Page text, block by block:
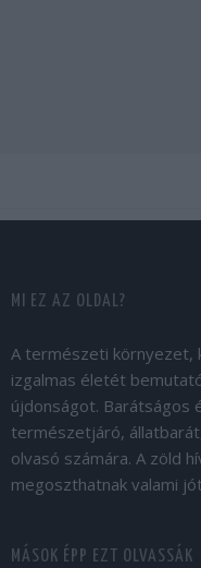
MI EZ AZ OLDAL?
A természeti környezet,
izgalmas életét
újdonságot. Barátságos
természetjáró,
olvasó számára. A zöld
megoszthatnak valami
MÁSOK ÉPP EZT OLVASSÁK